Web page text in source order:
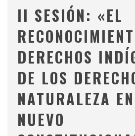
II SESIÓN: «EL
DERECHOS
DE LOS
NATURALEZA
NUEVO